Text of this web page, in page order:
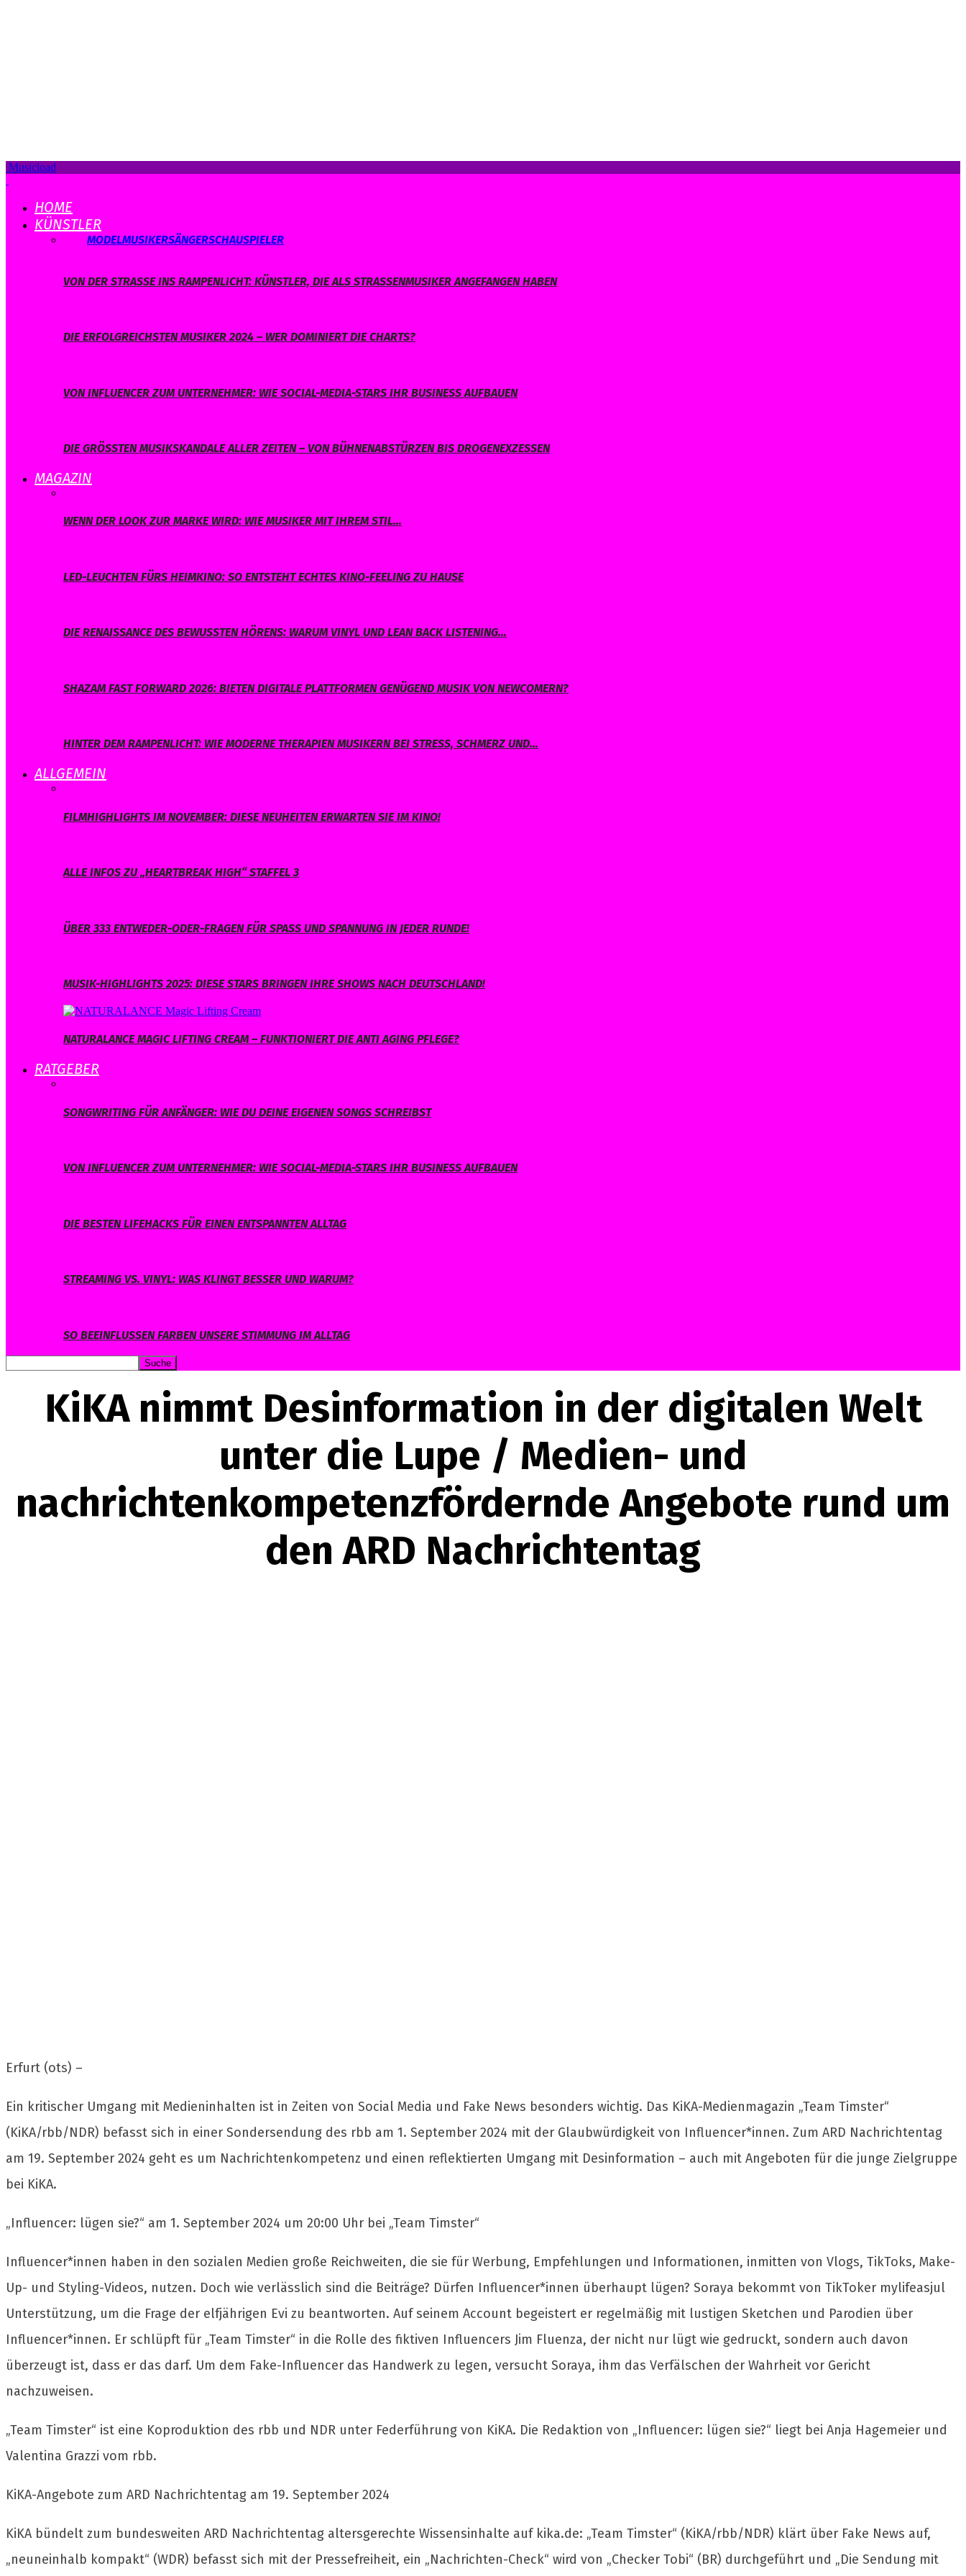
Musicload
HOME
KÜNSTLER
MODELMUSIKERSÄNGERSCHAUSPIELER
VON DER STRASSE INS RAMPENLICHT: KÜNSTLER, DIE ALS STRASSENMUSIKER ANGEFANGEN HABEN
DIE ERFOLGREICHSTEN MUSIKER 2024 – WER DOMINIERT DIE CHARTS?
VON INFLUENCER ZUM UNTERNEHMER: WIE SOCIAL-MEDIA-STARS IHR BUSINESS AUFBAUEN
DIE GRÖSSTEN MUSIKSKANDALE ALLER ZEITEN – VON BÜHNENABSTÜRZEN BIS DROGENEXZESSEN
MAGAZIN
WENN DER LOOK ZUR MARKE WIRD: WIE MUSIKER MIT IHREM STIL…
LED-LEUCHTEN FÜRS HEIMKINO: SO ENTSTEHT ECHTES KINO-FEELING ZU HAUSE
DIE RENAISSANCE DES BEWUSSTEN HÖRENS: WARUM VINYL UND LEAN BACK LISTENING…
SHAZAM FAST FORWARD 2026: BIETEN DIGITALE PLATTFORMEN GENÜGEND MUSIK VON NEWCOMERN?
HINTER DEM RAMPENLICHT: WIE MODERNE THERAPIEN MUSIKERN BEI STRESS, SCHMERZ UND…
ALLGEMEIN
FILMHIGHLIGHTS IM NOVEMBER: DIESE NEUHEITEN ERWARTEN SIE IM KINO!
ALLE INFOS ZU „HEARTBREAK HIGH“ STAFFEL 3
ÜBER 333 ENTWEDER-ODER-FRAGEN FÜR SPASS UND SPANNUNG IN JEDER RUNDE!
MUSIK-HIGHLIGHTS 2025: DIESE STARS BRINGEN IHRE SHOWS NACH DEUTSCHLAND!
NATURALANCE MAGIC LIFTING CREAM – FUNKTIONIERT DIE ANTI AGING PFLEGE?
RATGEBER
SONGWRITING FÜR ANFÄNGER: WIE DU DEINE EIGENEN SONGS SCHREIBST
VON INFLUENCER ZUM UNTERNEHMER: WIE SOCIAL-MEDIA-STARS IHR BUSINESS AUFBAUEN
DIE BESTEN LIFEHACKS FÜR EINEN ENTSPANNTEN ALLTAG
STREAMING VS. VINYL: WAS KLINGT BESSER UND WARUM?
SO BEEINFLUSSEN FARBEN UNSERE STIMMUNG IM ALLTAG
KiKA nimmt Desinformation in der digitalen Welt
unter die Lupe / Medien- und
nachrichtenkompetenzfördernde Angebote rund um
den ARD Nachrichtentag
Erfurt (ots) –
Ein kritischer Umgang mit Medieninhalten ist in Zeiten von Social Media und Fake News besonders wichtig. Das KiKA-Medienmagazin „Team Timster“
(KiKA/rbb/NDR) befasst sich in einer Sondersendung des rbb am 1. September 2024 mit der Glaubwürdigkeit von Influencer*innen. Zum ARD Nachrichtentag
am 19. September 2024 geht es um Nachrichtenkompetenz und einen reflektierten Umgang mit Desinformation – auch mit Angeboten für die junge Zielgruppe
bei KiKA.
„Influencer: lügen sie?“ am 1. September 2024 um 20:00 Uhr bei „Team Timster“
Influencer*innen haben in den sozialen Medien große Reichweiten, die sie für Werbung, Empfehlungen und Informationen, inmitten von Vlogs, TikToks, Make-
Up- und Styling-Videos, nutzen. Doch wie verlässlich sind die Beiträge? Dürfen Influencer*innen überhaupt lügen? Soraya bekommt von TikToker mylifeasjul
Unterstützung, um die Frage der elfjährigen Evi zu beantworten. Auf seinem Account begeistert er regelmäßig mit lustigen Sketchen und Parodien über
Influencer*innen. Er schlüpft für „Team Timster“ in die Rolle des fiktiven Influencers Jim Fluenza, der nicht nur lügt wie gedruckt, sondern auch davon
überzeugt ist, dass er das darf. Um dem Fake-Influencer das Handwerk zu legen, versucht Soraya, ihm das Verfälschen der Wahrheit vor Gericht
nachzuweisen.
„Team Timster“ ist eine Koproduktion des rbb und NDR unter Federführung von KiKA. Die Redaktion von „Influencer: lügen sie?“ liegt bei Anja Hagemeier und
Valentina Grazzi vom rbb.
KiKA-Angebote zum ARD Nachrichtentag am 19. September 2024
KiKA bündelt zum bundesweiten ARD Nachrichtentag altersgerechte Wissensinhalte auf kika.de: „Team Timster“ (KiKA/rbb/NDR) klärt über Fake News auf,
„neuneinhalb kompakt“ (WDR) befasst sich mit der Pressefreiheit, ein „Nachrichten-Check“ wird von „Checker Tobi“ (BR) durchgeführt und „Die Sendung mit